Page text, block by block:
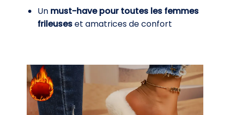
Un must-have pour toutes les femmes
frileuseset amatrices de confort